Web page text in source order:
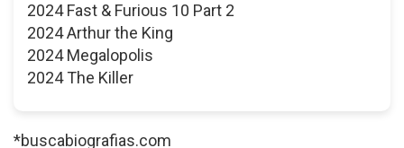
2024 Fast & Furious 10 Part 2
2024 Arthur the King
2024 Megalopolis
2024 The Killer
*buscabiografias.com